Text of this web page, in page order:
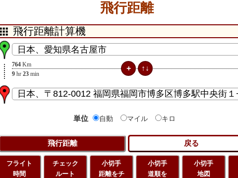
飛行距離
764 Km
9 hr 23 min
単位 自動 マイル キロ
フライト
時間
チェック
ルート
小切手
距離をチ
小切手
道順を
小切手
地図